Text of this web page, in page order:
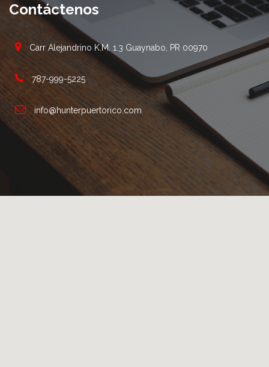
Contáctenos
Carr Alejandrino K.M. 1.3 Guaynabo, PR 00970
787-999-5225
info@hunterpuertorico.com